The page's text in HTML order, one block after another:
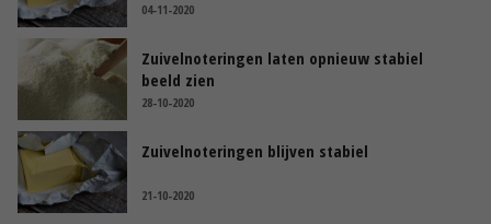
04-11-2020
Zuivelnoteringen laten opnieuw stabiel
beeld zien
28-10-2020
Zuivelnoteringen blijven stabiel
21-10-2020